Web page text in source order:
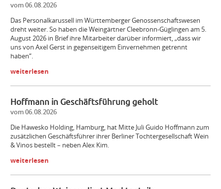
vom 06.08.2026
Das Personalkarussell im Württemberger Genossenschaftswesen
dreht weiter. So haben die Weingärtner Cleebronn-Güglingen am 5.
August 2026 in Brief ihre Mitarbeiter darüber informiert, „dass wir
uns von Axel Gerst in gegenseitigem Einvernehmen getrennt
haben“.
weiterlesen
Hoffmann in Geschäftsführung geholt
vom 06.08.2026
Die Hawesko Holding, Hamburg, hat Mitte Juli Guido Hoffmann zum
zusätzlichen Geschäftsführer ihrer Berliner Tochtergesellschaft Wein
& Vinos bestellt – neben Alex Kim.
weiterlesen